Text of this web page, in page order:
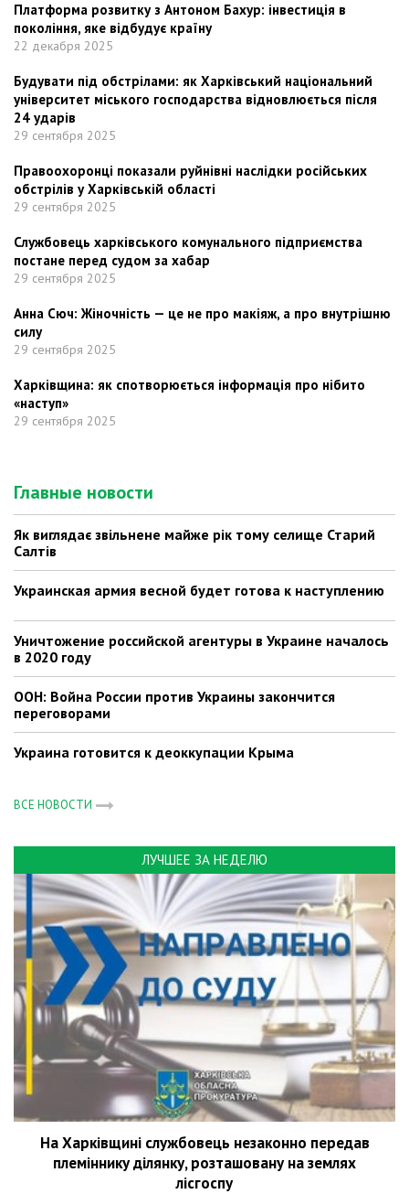
Платформа розвитку з Антоном Бахур: інвестиція в
покоління, яке відбудує країну
22 декабря 2025
Будувати під обстрілами: як Харківський національний
університет міського господарства відновлюється після
24 ударів
29 сентября 2025
Правоохоронці показали руйнівні наслідки російських
обстрілів у Харківській області
29 сентября 2025
Службовець харківського комунального підприємства
постане перед судом за хабар
29 сентября 2025
Анна Сюч: Жіночність — це не про макіяж, а про внутрішню
силу
29 сентября 2025
Харківщина: як спотворюється інформація про нібито
«наступ»
29 сентября 2025
Главные новости
Як виглядає звільнене майже рік тому селище Старий
Салтів
Украинская армия весной будет готова к наступлению
Уничтожение российской агентуры в Украине началось
в 2020 году
ООН: Война России против Украины закончится
переговорами
Украина готовится к деоккупации Крыма
ВСЕ НОВОСТИ
ЛУЧШЕЕ ЗА НЕДЕЛЮ
На Харківщині службовець незаконно передав
племіннику ділянку, розташовану на землях
лісгоспу